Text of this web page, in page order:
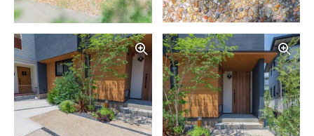
写真を拡大する